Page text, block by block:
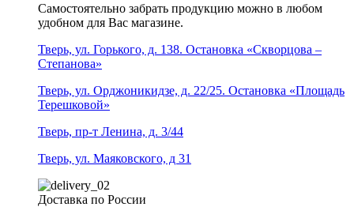
Самостоятельно забрать продукцию можно в любом
удобном для Вас магазине.
Тверь, ул. Горького, д. 138. Остановка «Скворцова –
Степанова»
Тверь, ул. Орджоникидзе, д. 22/25. Остановка «Площадь
Терешковой»
Тверь, пр-т Ленина, д. 3/44
Тверь, ул. Маяковского, д 31
Доставка по России